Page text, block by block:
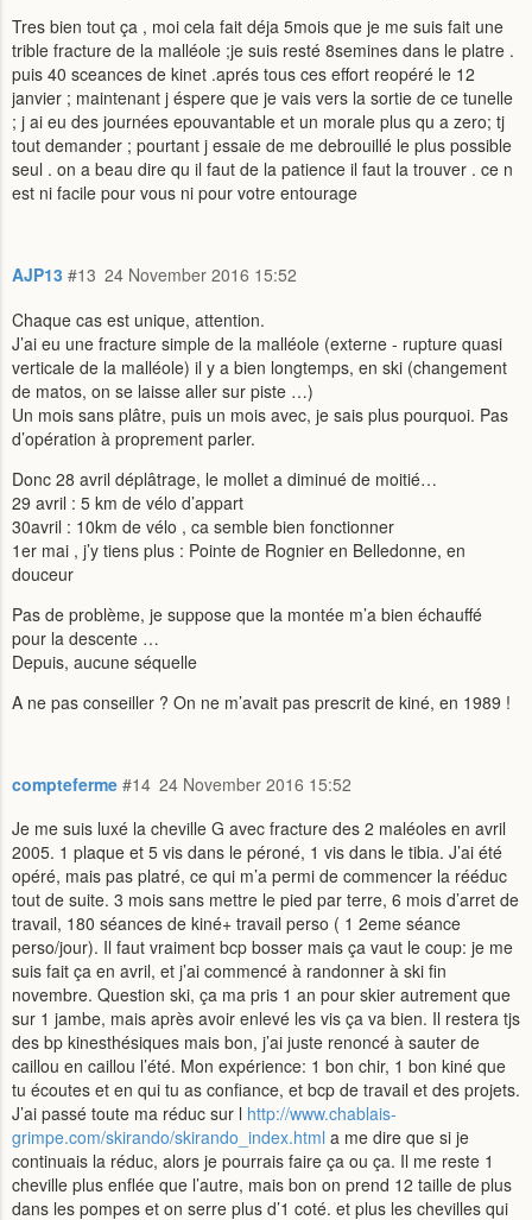
Tres bien tout ça , moi cela fait déja 5mois que je me suis fait une
trible fracture de la malléole ;je suis resté 8semines dans le platre .
puis 40 sceances de kinet .aprés tous ces effort reopéré le 12
janvier ; maintenant j éspere que je vais vers la sortie de ce tunelle
; j ai eu des journées epouvantable et un morale plus qu a zero; tj
tout demander ; pourtant j essaie de me debrouillé le plus possible
seul . on a beau dire qu il faut de la patience il faut la trouver . ce n
est ni facile pour vous ni pour votre entourage
AJP13 24 November 2016 15:52
#13
Chaque cas est unique, attention.
J’ai eu une fracture simple de la malléole (externe - rupture quasi
verticale de la malléole) il y a bien longtemps, en ski (changement
de matos, on se laisse aller sur piste …)
Un mois sans plâtre, puis un mois avec, je sais plus pourquoi. Pas
d’opération à proprement parler.
Donc 28 avril déplâtrage, le mollet a diminué de moitié…
29 avril : 5 km de vélo d’appart
30avril : 10km de vélo , ca semble bien fonctionner
1er mai , j’y tiens plus : Pointe de Rognier en Belledonne, en
douceur
Pas de problème, je suppose que la montée m’a bien échauffé
pour la descente …
Depuis, aucune séquelle
A ne pas conseiller ? On ne m’avait pas prescrit de kiné, en 1989 !
compteferme 24 November 2016 15:52
#14
Je me suis luxé la cheville G avec fracture des 2 maléoles en avril
2005. 1 plaque et 5 vis dans le péroné, 1 vis dans le tibia. J’ai été
opéré, mais pas platré, ce qui m’a permi de commencer la rééduc
tout de suite. 3 mois sans mettre le pied par terre, 6 mois d’arret de
travail, 180 séances de kiné+ travail perso ( 1 2eme séance
perso/jour). Il faut vraiment bcp bosser mais ça vaut le coup: je me
suis fait ça en avril, et j’ai commencé à randonner à ski fin
novembre. Question ski, ça ma pris 1 an pour skier autrement que
sur 1 jambe, mais après avoir enlevé les vis ça va bien. Il restera tjs
des bp kinesthésiques mais bon, j’ai juste renoncé à sauter de
caillou en caillou l’été. Mon expérience: 1 bon chir, 1 bon kiné que
tu écoutes et en qui tu as confiance, et bcp de travail et des projets.
J’ai passé toute ma réduc sur l http://www.chablais-
grimpe.com/skirando/skirando_index.html a me dire que si je
continuais la réduc, alors je pourrais faire ça ou ça. Il me reste 1
cheville plus enflée que l’autre, mais bon on prend 12 taille de plus
dans les pompes et on serre plus d’1 coté. et plus les chevilles qui